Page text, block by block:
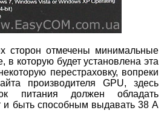
сторон отмечены минимальные
в которую будет установлена эта
перестраховку, вопреки
производителя GPU, здесь
питания должен обладать
и быть способным выдавать 38 А